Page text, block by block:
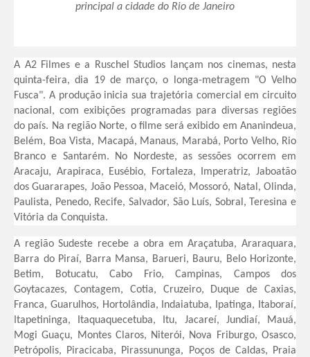
principal a cidade do Rio de Janeiro
A A2 Filmes e a Ruschel Studios lançam nos cinemas, nesta
quinta-feira, dia 19 de março, o longa-metragem "O Velho
Fusca". A produção inicia sua trajetória comercial em circuito
nacional, com exibições programadas para diversas regiões
do país. Na região Norte, o filme será exibido em Ananindeua,
Belém, Boa Vista, Macapá, Manaus, Marabá, Porto Velho, Rio
Branco e Santarém. No Nordeste, as sessões ocorrem em
Aracaju, Arapiraca, Eusébio, Fortaleza, Imperatriz, Jaboatão
dos Guararapes, João Pessoa, Maceió, Mossoró, Natal, Olinda,
Paulista, Penedo, Recife, Salvador, São Luís, Sobral, Teresina e
Vitória da Conquista.
A região Sudeste recebe a obra em Araçatuba, Araraquara,
Barra do Piraí, Barra Mansa, Barueri, Bauru, Belo Horizonte,
Betim, Botucatu, Cabo Frio, Campinas, Campos dos
Goytacazes, Contagem, Cotia, Cruzeiro, Duque de Caxias,
Franca, Guarulhos, Hortolândia, Indaiatuba, Ipatinga, Itaboraí,
Itapetininga, Itaquaquecetuba, Itu, Jacareí, Jundiaí, Mauá,
Mogi Guaçu, Montes Claros, Niterói, Nova Friburgo, Osasco,
Petrópolis, Piracicaba, Pirassununga, Poços de Caldas, Praia